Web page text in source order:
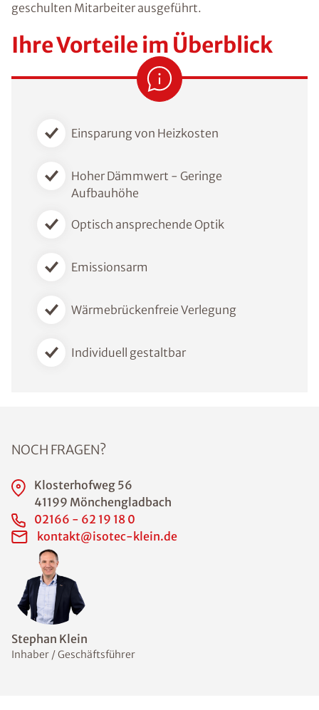
geschulten Mitarbeiter ausgeführt.
Ihre Vorteile im Überblick
Einsparung von Heizkosten
Hoher Dämmwert - Geringe
Aufbauhöhe
Optisch ansprechende Optik
Emissionsarm
Wärmebrückenfreie Verlegung
Individuell gestaltbar
Stephan Klein
Inhaber / Geschäftsführer
NOCH FRAGEN?
Klosterhofweg 56
41199 Mönchengladbach
02166 - 62 19 18 0
kontakt@isotec-klein.de